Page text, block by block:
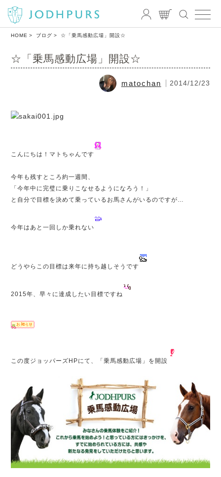
HOME ブログ ☆「乗馬感動広場」開設☆
☆「乗馬感動広場」開設☆
matochan 2014/12/23
こんにちは！マトちゃんです
今年も残すところ約一週間、
「今年中に完璧に乗りこなせるようになろう！」
と自分で目標を決めて乗っているお馬さんがいるのですが…
今年はあと一回しか乗れない
どうやらこの目標は来年に持ち越しそうです
2015年、早々に達成したい目標ですね
この度ジョッパーズHPにて、「乗馬感動広場」を開設